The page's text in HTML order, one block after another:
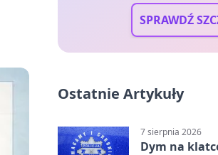
SPRAWDŹ
Ostatnie Artykuły
7 sierpnia 2026
Dym na